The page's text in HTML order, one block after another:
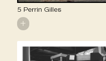
5 Perrin Gilles
+